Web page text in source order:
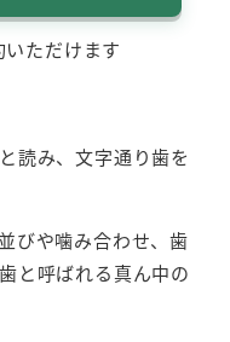
ただけます
読み、文字通り歯を
びや噛み合わせ、歯
と呼ばれる真ん中の